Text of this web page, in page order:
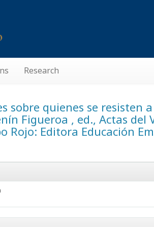
Research
sobre quienes se resisten
Figueroa , ed., Actas del
Rojo: Editora Educación